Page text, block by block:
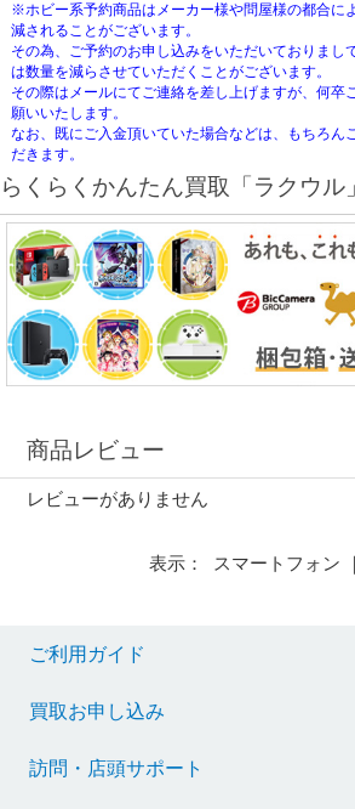
※ホビー系予約商品はメーカー様や問屋様の都合に
減されることがございます。
その為、ご予約のお申し込みをいただいておりまし
は数量を減らさせていただくことがございます。
その際はメールにてご連絡を差し上げますが、何卒
願いいたします。
なお、既にご入金頂いていた場合などは、もちろん
だきます。
らくらくかんたん買取「ラクウル」
商品レビュー
レビューがありません
表示： スマートフォン
ご利用ガイド
買取お申し込み
訪問・店頭サポート